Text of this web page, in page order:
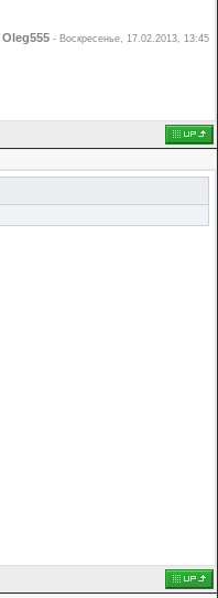
Oleg555 - Воскресенье, 17.02.2013, 13:45